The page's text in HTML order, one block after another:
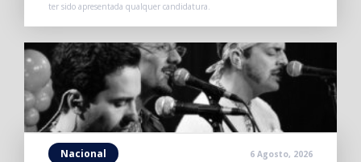
ter sido apresentada qualquer candidatura.
Nacional 6 Agosto, 2026